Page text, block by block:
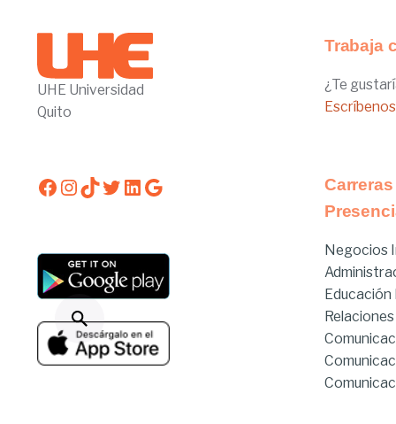
UHE Universidad
Quito
Facebook
Instagram
TikTok
Twitter
LinkedIn
Google
Trabaja
¿Te
Escríbenos
Negocios
Educación